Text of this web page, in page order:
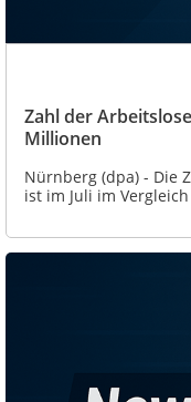
Zahl der
Millionen
Nürnberg (dpa) - Die
ist im Juli im